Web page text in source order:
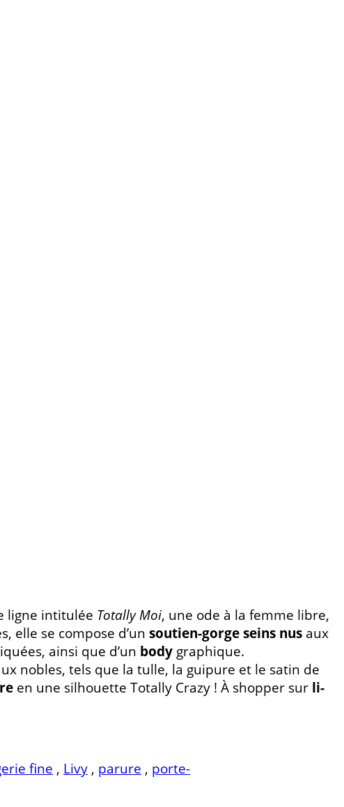
ligne intitulée Totally Moi, une ode à la femme libre,
elle se compose d’un soutien-gorge seins nus aux
ainsi que d’un body graphique.
nobles, tels que la tulle, la guipure et le satin de
en une silhouette Totally Crazy ! À shopper sur li-
fine , Livy , parure , porte-